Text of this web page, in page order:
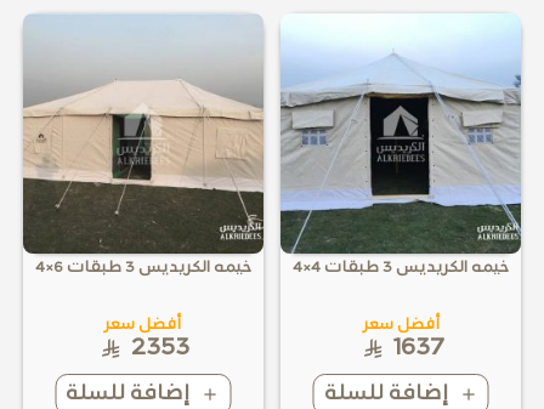
إضافة للسلة
خيمه الكريديس 3 طبقات 4×4
أفضل سعر
1637
إضافة للسلة
خيمه الكريديس 3 طبقات 6×4
أفضل سعر
2353